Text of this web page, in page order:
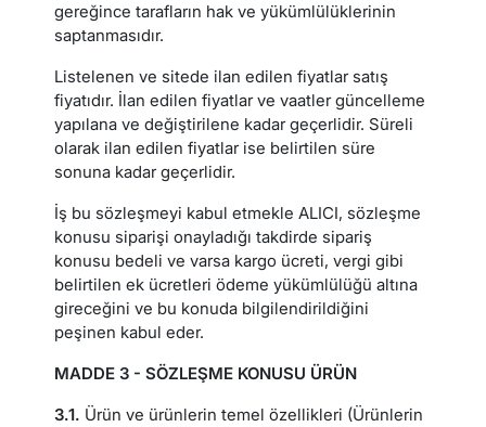
gereğince tarafların hak ve yükümlülüklerinin
saptanmasıdır.
Listelenen ve sitede ilan edilen fiyatlar satış
fiyatıdır. İlan edilen fiyatlar ve vaatler güncelleme
yapılana ve değiştirilene kadar geçerlidir. Süreli
olarak ilan edilen fiyatlar ise belirtilen süre
sonuna kadar geçerlidir.
İş bu sözleşmeyi kabul etmekle ALICI, sözleşme
konusu siparişi onayladığı takdirde sipariş
konusu bedeli ve varsa kargo ücreti, vergi gibi
belirtilen ek ücretleri ödeme yükümlülüğü altına
gireceğini ve bu konuda bilgilendirildiğini
peşinen kabul eder.
MADDE 3 - SÖZLEŞME KONUSU ÜRÜN
3.1. Ürün ve ürünlerin temel özellikleri (Ürünlerin